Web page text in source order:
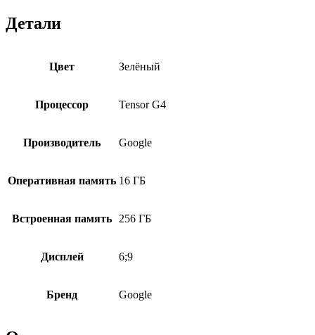
Детали
Цвет Зелёный
Процессор Tensor G4
Производитель Google
Оперативная память 16 ГБ
Встроенная память 256 ГБ
Дисплей 6;9
Бренд Google